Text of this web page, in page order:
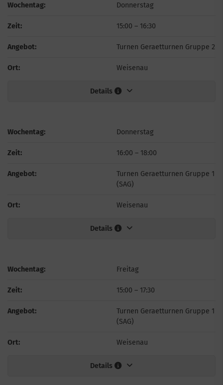
Wochentag: Donnerstag
Zeit: 15:00 – 16:30
Angebot: Turnen Geraetturnen Gruppe 2
Ort: Weisenau
Details
Wochentag: Donnerstag
Zeit: 16:00 – 18:00
Angebot:
Turnen Geraetturnen Gruppe 1
(SAG)
Ort: Weisenau
Details
Wochentag: Freitag
Zeit: 15:00 – 17:30
Angebot:
Turnen Geraetturnen Gruppe 1
(SAG)
Ort: Weisenau
Details